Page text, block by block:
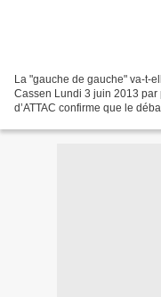
La "gauche de gauche" va-t-
Cassen Lundi 3 juin 2013 par
d’ATTAC confirme que le